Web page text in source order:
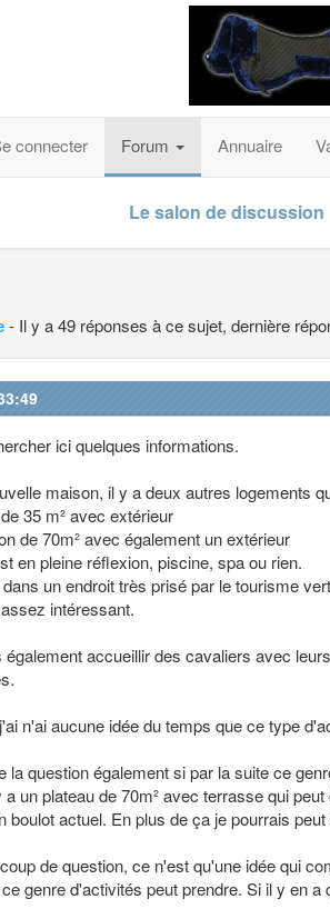
connecter Forum Annuaire
Le salon de discussion
- Il y a 49 réponses à ce sujet, dernière
ici quelques informations.
maison, il y a deux autres logements
35 m² avec extérieur
de 70m² avec également un extérieur
en pleine réflexion, piscine, spa ou rien.
un endroit très prisé par le tourisme
intéressant.
également accueillir des cavaliers avec
n'ai aucune idée du temps que ce type
la question également si par la suite ce
a un plateau de 70m² avec terrasse qui
boulot actuel. En plus de ça je pourrais
de question, ce n'est qu'une idée qui
genre d'activités peut prendre. Si il y en